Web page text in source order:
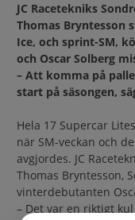
JC Racetekniks
Thomas Bryntesson
Ice, och sprint-SM,
och Oscar Solberg
– Att komma på
start på säsongen,
Hela 17 Supercar
när SM-veckan och
avgjordes. JC
Thomas Bryntesson,
vinterdebutanten
– Det var en riktigt